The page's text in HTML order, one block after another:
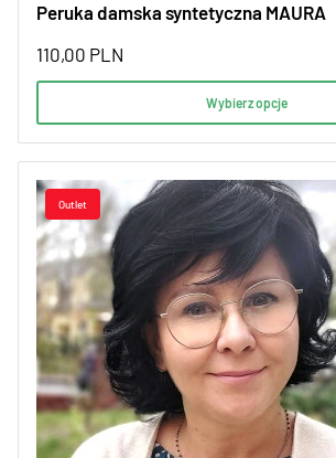
Peruka damska syntetyczna MAURA
110,00 PLN
Wybierz opcje